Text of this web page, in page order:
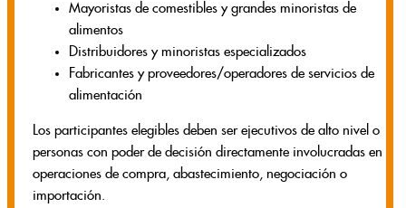
Mayoristas de comestibles y grandes minoristas de
alimentos
Distribuidores y minoristas especializados
Fabricantes y proveedores/operadores de servicios de
alimentación
Los participantes elegibles deben ser ejecutivos de alto nivel o
personas con poder de decisión directamente involucradas en
operaciones de compra, abastecimiento, negociación o
importación.